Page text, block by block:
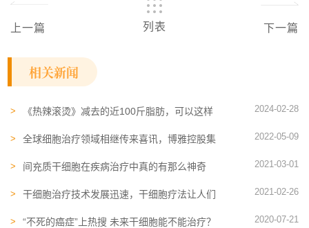
上一篇 列表 下一篇
相关新闻
《热辣滚烫》减去的近100斤脂肪，可以这样
2024-02-28
全球细胞治疗​领域相继传来喜讯，博雅控股集
2022-05-09
间充质干细胞在疾病治疗中真的有那么神奇
2021-03-01
干细胞治疗技术发展迅速，干细胞疗法让人们
2021-02-26
“不死的癌症”上热搜 未来干细胞能不能治疗？ 2020-07-21